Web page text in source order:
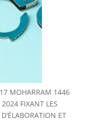
MOHARRAM 1446
FIXANT LES
ET